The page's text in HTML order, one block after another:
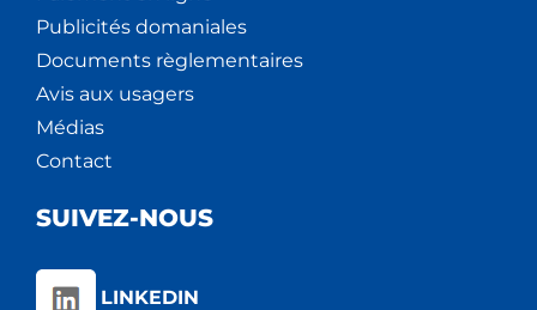
Publicités domaniales
Documents règlementaires
Avis aux usagers
Médias
Contact
SUIVEZ-NOUS
LINKEDIN